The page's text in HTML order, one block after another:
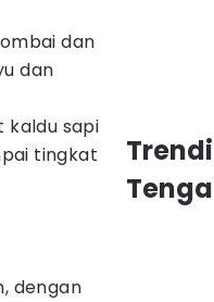
dan
dan
kaldu sapi
tingkat
dengan